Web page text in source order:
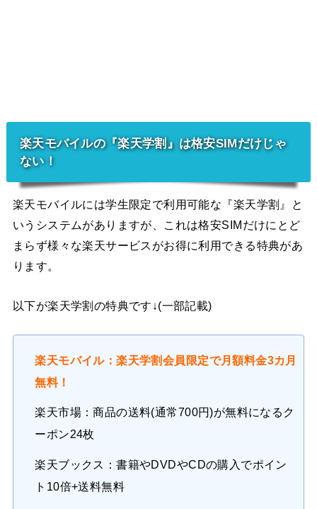
楽天モバイルの『楽天学割』は格安SIMだけじゃ
ない！
楽天モバイルには学生限定で利用可能な『楽天学割』と
いうシステムがありますが、これは格安SIMだけにとど
まらず様々な楽天サービスがお得に利用できる特典があ
ります。
以下が楽天学割の特典です↓(一部記載)
楽天モバイル：楽天学割会員限定で月額料金3カ月
無料！
楽天市場：商品の送料(通常700円)が無料になるク
ーポン24枚
楽天ブックス：書籍やDVDやCDの購入でポイン
ト10倍+送料無料